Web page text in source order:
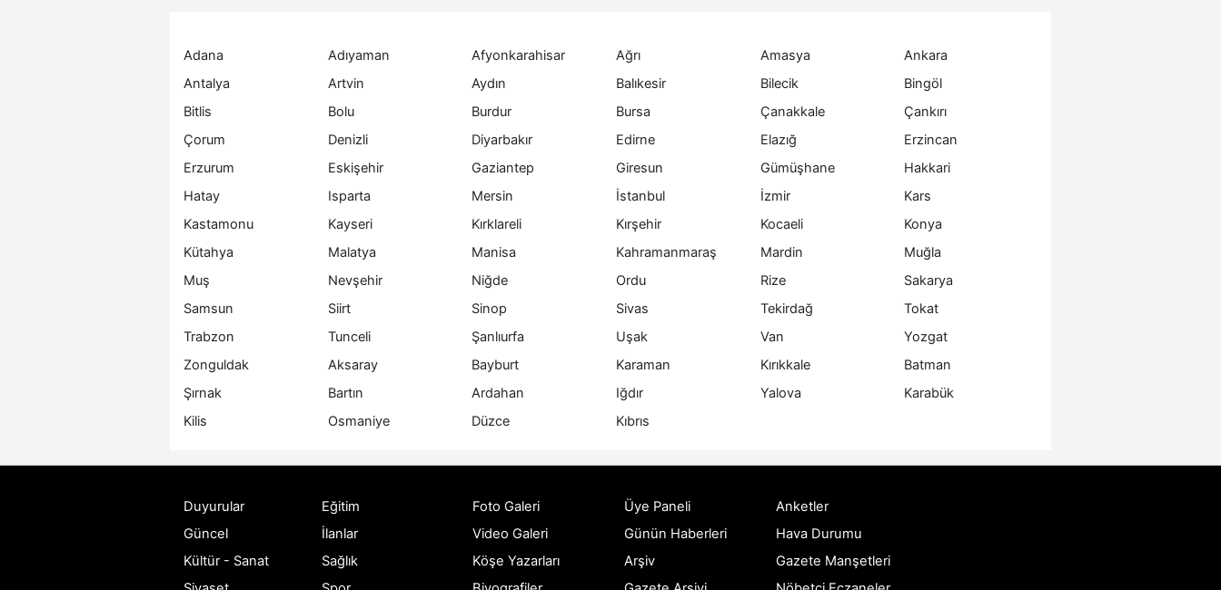
Adana Adıyaman Afyonkarahisar Ağrı Amasya
Ankara
Antalya
Artvin Aydın Balıkesir Bilecik
Bingöl
Bitlis
Bolu Burdur Bursa Çanakkale
Çankırı
Çorum
Denizli Diyarbakır Edirne Elazığ
Erzincan
Erzurum
Eskişehir Gaziantep Giresun Gümüşhane
Hakkari
Hatay
Isparta Mersin İstanbul İzmir
Kars
Kastamonu
Kayseri Kırklareli Kırşehir Kocaeli
Konya
Kütahya
Malatya Manisa Kahramanmaraş Mardin
Muğla
Muş
Nevşehir Niğde Ordu Rize
Sakarya
Samsun
Siirt Sinop Sivas Tekirdağ
Tokat
Trabzon
Tunceli Şanlıurfa Uşak Van
Yozgat
Zonguldak
Aksaray Bayburt Karaman Kırıkkale
Batman
Şırnak
Bartın Ardahan Iğdır Yalova
Karabük
Kilis
Osmaniye Düzce Kıbrıs
Duyurular
Eğitim
Güncel
İlanlar
Kültür - Sanat
Sağlık
Foto Galeri
Video Galeri
Köşe Yazarları
Üye Paneli
Günün Haberleri
Arşiv
Anketler
Hava Durumu
Gazete Manşetleri